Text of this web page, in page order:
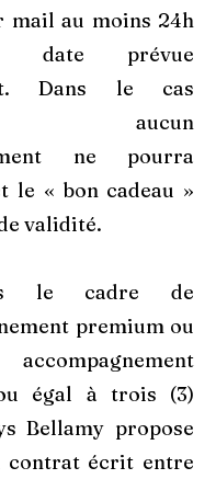
mail au moins 24h
date prévue
Dans le cas
aucun
ne pourra
le « bon cadeau »
validité.
le cadre de
premium ou
égal à trois (3)
Bellamy propose
contrat écrit entre